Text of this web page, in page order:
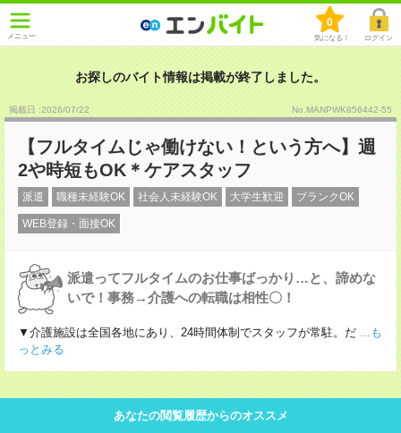
メニュー
0
気になる！ ログイン
お探しのバイト情報は掲載が終了しました。
掲載日 :2026/07/22 No.MANPWK856442-55
【フルタイムじゃ働けない！という方へ】週
2や時短もOK＊ケアスタッフ
派遣 職種未経験OK 社会人未経験OK 大学生歓迎 ブランクOK
WEB登録・面接OK
派遣ってフルタイムのお仕事ばっかり…と、諦めな
いで！事務→介護への転職は相性〇！
▼介護施設は全国各地にあり、24時間体制でスタッフが常駐。だ ...も
っとみる
あなたの閲覧履歴からのオススメ